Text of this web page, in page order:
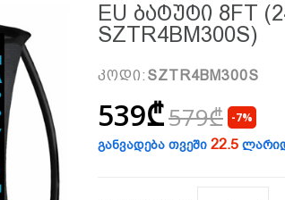
EU Ბატუტი 8FT
SZTR4BM300S)
კოდი: SZTR4BM300S
539₾579₾ -7%
განვადება თვეში 22.5